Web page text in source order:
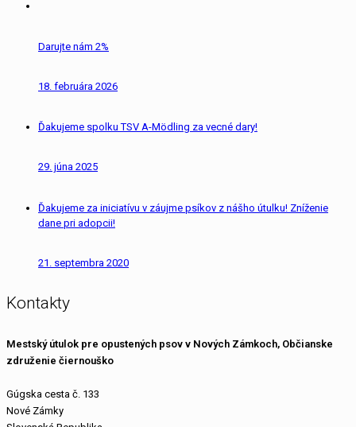
Darujte nám 2%
18. februára 2026
Ďakujeme spolku TSV A-Mödling za vecné dary!
29. júna 2025
Ďakujeme za iniciatívu v záujme psíkov z nášho útulku! Zníženie
dane pri adopcii!
21. septembra 2020
Kontakty
Mestský útulok pre opustených psov v Nových Zámkoch, Občianske
združenie čiernouško
Gúgska cesta č. 133
Nové Zámky